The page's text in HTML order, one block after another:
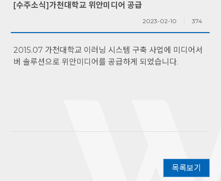
[수주소식]가천대학교 위안미디어 공급
2023-02-10 374
2015.07 가천대학교 이러닝 시스템 구축 사업에 미디어서
버 솔루션으로 위안미디어를 공급하게 되었습니다.
목록보기